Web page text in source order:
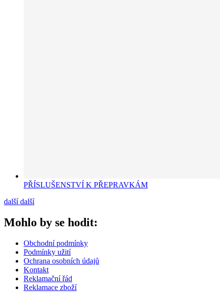
PŘÍSLUŠENSTVÍ K PŘEPRAVKÁM
další další
Mohlo by se hodit:
Obchodní podmínky
Podmínky užití
Ochrana osobních údajů
Kontakt
Reklamační řád
Reklamace zboží